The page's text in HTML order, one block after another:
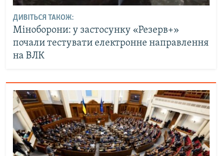
ДИВІТЬСЯ ТАКОЖ:
Міноборони: у застосунку «Резерв+»
почали тестувати електронне направлення
на ВЛК